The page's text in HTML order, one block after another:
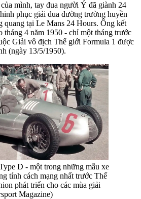
mình, tay đua người Ý đã giành 24
phục giải đua đường trường huyền
tại Le Mans 24 Hours. Ông kết
tháng 4 năm 1950 - chỉ một tháng trước
Giải vô địch Thế giới Formula 1 được
(ngày 13/5/1950).
D - một trong những mẫu xe
tính cách mạng nhất trước Thế
phát triển cho các mùa giải
Magazine)